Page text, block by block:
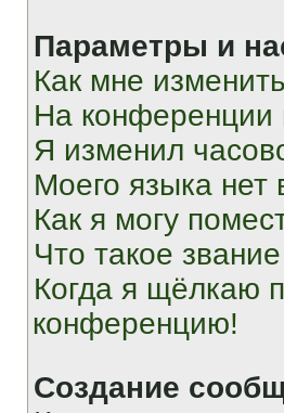
Параметры и
Как мне
На конференции
Я изменил
Моего языка нет
Как я могу
Что такое
Когда я щёлкаю
конференцию!
Создание